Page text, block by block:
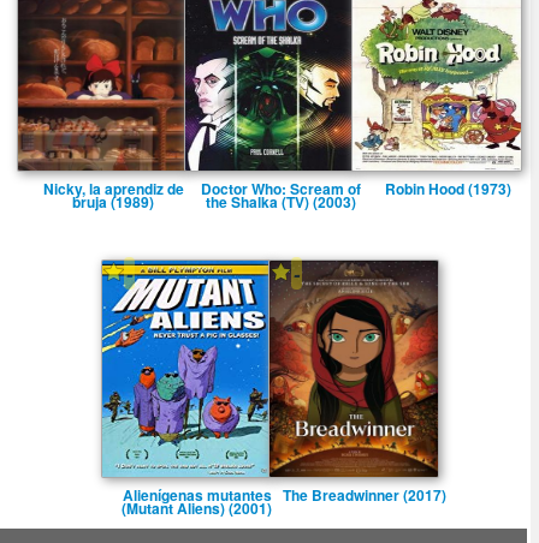
Nicky, la aprendiz de
bruja (1989)
Doctor Who: Scream of
the Shalka (TV) (2003)
Robin Hood (1973)
-
Aliení­genas mutantes
(Mutant Aliens) (2001)
-
The Breadwinner (2017)